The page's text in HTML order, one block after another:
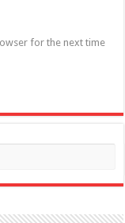
for the next time